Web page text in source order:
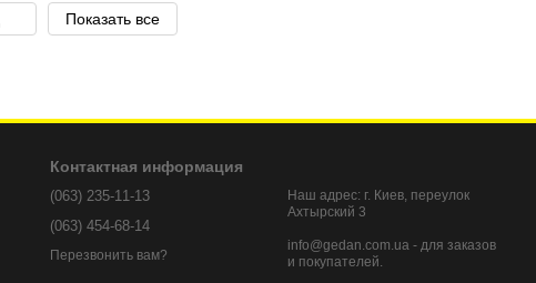
Показать все
Контактная информация
(063) 235-11-13
(063) 454-68-14
Перезвонить вам?
Наш адрес: г. Киев, переулок
Ахтырский 3
info@gedan.com.ua - для заказов
и покупателей.